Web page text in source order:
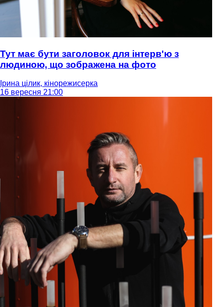
Тут має бути заголовок для інтерв'ю з
людиною, що зображена на фото
Ірина цілик, кінорежисерка
16 вересня 21:00